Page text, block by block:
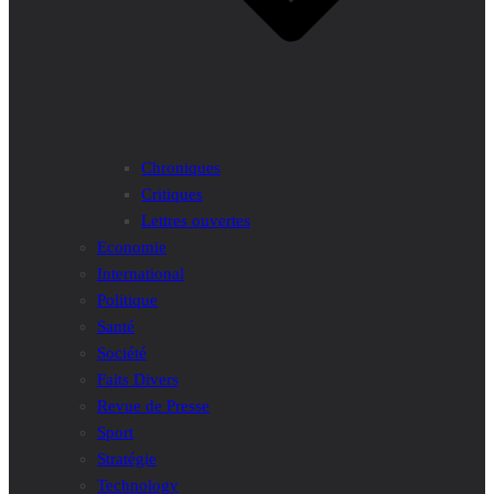
Chroniques
Critiques
Lettres ouvertes
Economie
International
Politique
Santé
Société
Faits Divers
Revue de Presse
Sport
Stratégie
Technology